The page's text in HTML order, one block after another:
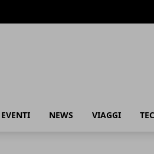
EVENTI NEWS VIAGGI